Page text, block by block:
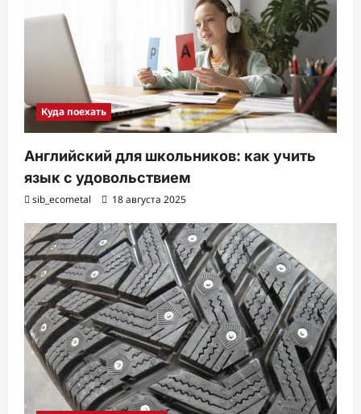
Куда поехать
Английский для школьников: как учить
язык с удовольствием
sib_ecometal 18 августа 2025